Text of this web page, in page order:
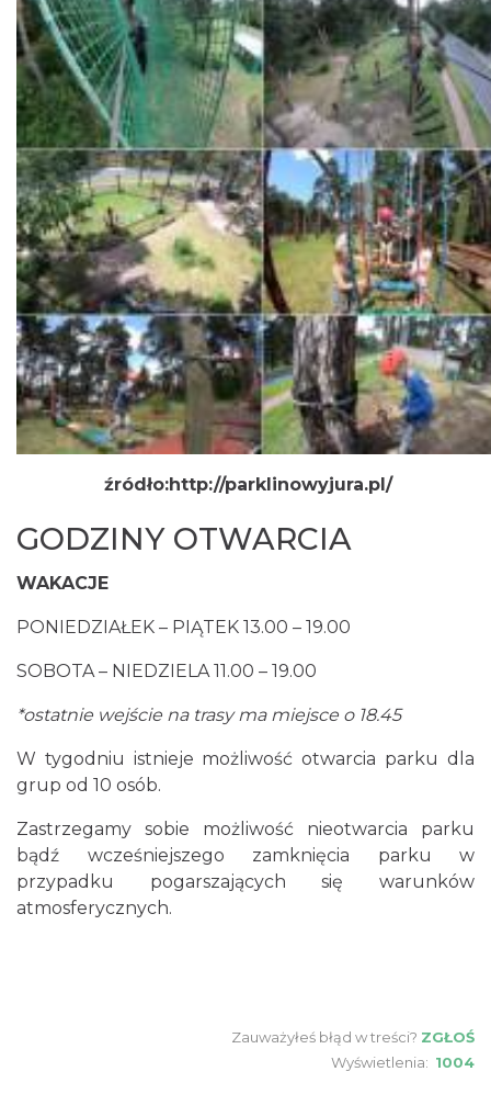
źródło:http://parklinowyjura.pl/
GODZINY OTWARCIA
WAKACJE
PONIEDZIAŁEK – PIĄTEK 13.00 – 19.00
SOBOTA – NIEDZIELA 11.00 – 19.00
*ostatnie wejście na trasy ma miejsce o 18.45
W tygodniu istnieje możliwość otwarcia parku dla
grup od 10 osób.
Zastrzegamy sobie możliwość nieotwarcia parku
bądź wcześniejszego zamknięcia parku w
przypadku pogarszających się warunków
atmosferycznych.
Zauważyłeś błąd w treści? ZGŁOŚ
Wyświetlenia: 1004